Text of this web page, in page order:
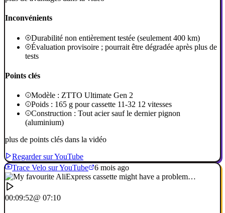
Inconvénients
Durabilité non entièrement testée (seulement 400 km)
Évaluation provisoire ; pourrait être dégradée après plus de
tests
Points clés
Modèle : ZTTO Ultimate Gen 2
Poids : 165 g pour cassette 11-32 12 vitesses
Construction : Tout acier sauf le dernier pignon
(aluminium)
plus de points clés dans la vidéo
Regarder sur YouTube
Trace Velo sur YouTube
6 mois ago
00:09:52@ 07:10